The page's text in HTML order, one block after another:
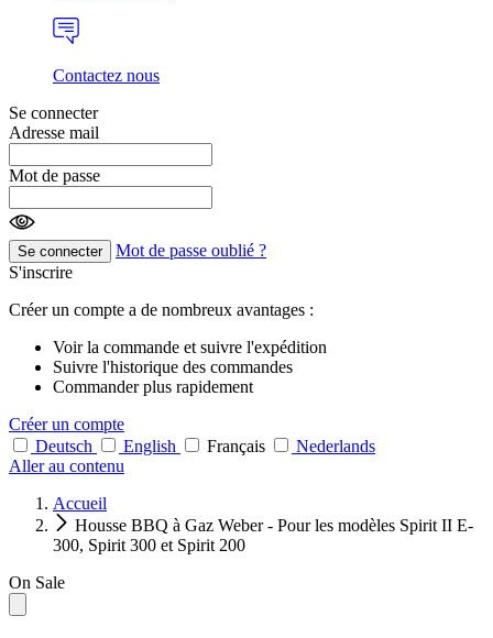
Contactez nous
Se connecter
Adresse mail
Mot de passe
Se connecter
Mot de passe oublié ?
S'inscrire
Créer un compte a de nombreux avantages :
Voir la commande et suivre l'expédition
Suivre l'historique des commandes
Commander plus rapidement
Créer un compte
Deutsch
English Français
Nederlands
Aller au contenu
Accueil
Housse BBQ à Gaz Weber - Pour les modèles Spirit II E-
300, Spirit 300 et Spirit 200
On Sale